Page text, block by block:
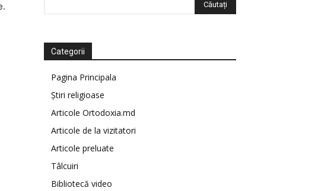
Categorii
Pagina Principala
Știri religioase
Articole Ortodoxia.md
Articole de la vizitatori
Articole preluate
Tâlcuiri
Bibliotecă video